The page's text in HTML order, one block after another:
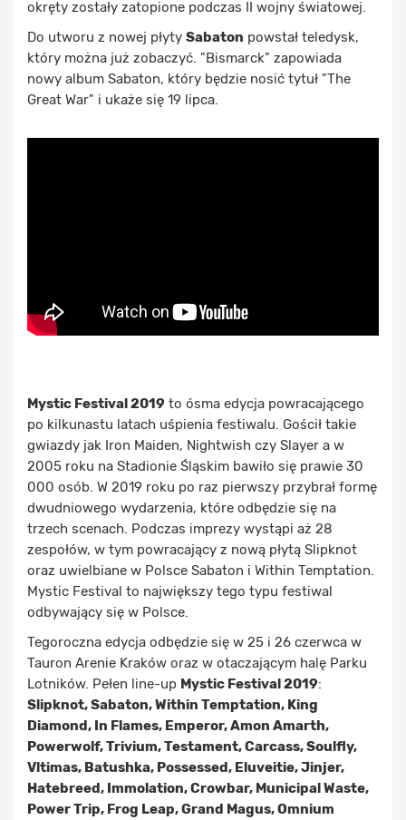
okręty zostały zatopione podczas II wojny światowej.
Do utworu z nowej płyty Sabaton powstał teledysk,
który można już zobaczyć. "Bismarck" zapowiada
nowy album Sabaton, który będzie nosić tytuł "The
Great War" i ukaże się 19 lipca.
Mystic Festival 2019 to ósma edycja powracającego
po kilkunastu latach uśpienia festiwalu. Gościł takie
gwiazdy jak Iron Maiden, Nightwish czy Slayer a w
2005 roku na Stadionie Śląskim bawiło się prawie 30
000 osób. W 2019 roku po raz pierwszy przybrał formę
dwudniowego wydarzenia, które odbędzie się na
trzech scenach. Podczas imprezy wystąpi aż 28
zespołów, w tym powracający z nową płytą Slipknot
oraz uwielbiane w Polsce Sabaton i Within Temptation.
Mystic Festival to największy tego typu festiwal
odbywający się w Polsce.
Tegoroczna edycja odbędzie się w 25 i 26 czerwca w
Tauron Arenie Kraków oraz w otaczającym halę Parku
Lotników. Pełen line-up Mystic Festival 2019:
Slipknot, Sabaton, Within Temptation, King
Diamond, In Flames, Emperor, Amon Amarth,
Powerwolf, Trivium, Testament, Carcass, Soulfly,
Vltimas, Batushka, Possessed, Eluveitie, Jinjer,
Hatebreed, Immolation, Crowbar, Municipal Waste,
Power Trip, Frog Leap, Grand Magus, Omnium